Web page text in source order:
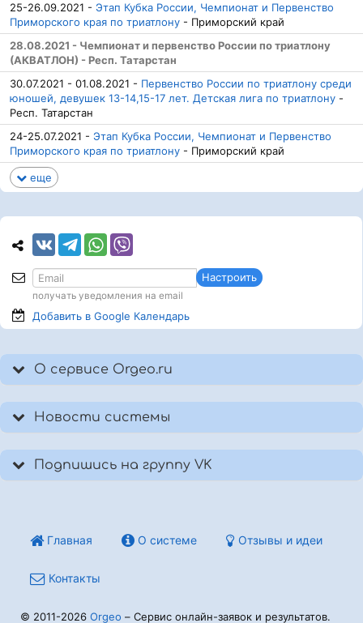
25-26.09.2021 - Этап Кубка России, Чемпионат и Первенство
Приморского края по триатлону - Приморский край
28.08.2021 - Чемпионат и первенство России по триатлону
(АКВАТЛОН) - Респ. Татарстан
30.07.2021 - 01.08.2021 - Первенство России по триатлону среди
юношей, девушек 13-14,15-17 лет. Детская лига по триатлону -
Респ. Татарстан
24-25.07.2021 - Этап Кубка России, Чемпионат и Первенство
Приморского края по триатлону - Приморский край
еще
Настроить
получать уведомления на email
Добавить в Google Календарь
О сервисе Orgeo.ru
Новости системы
Подпишись на группу VK
Главная О системе Отзывы и идеи
Контакты
© 2011-2026 Orgeo – Сервис онлайн-заявок и результатов.